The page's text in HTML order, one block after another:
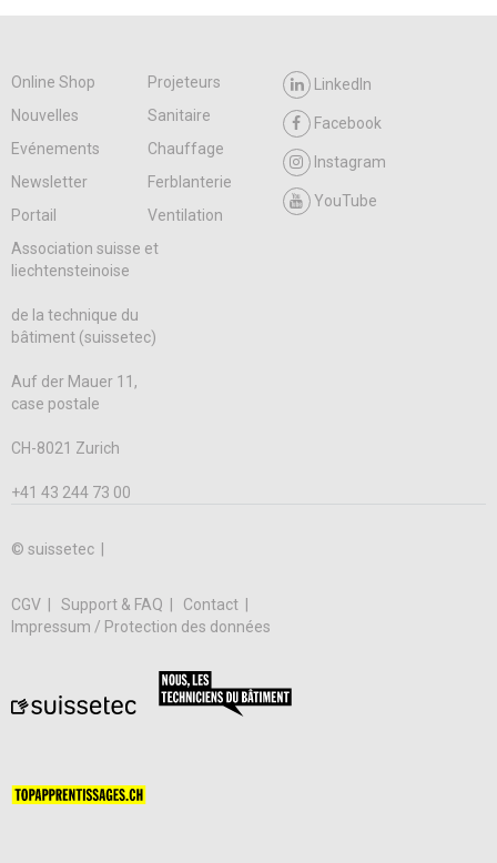
Online Shop
Projeteurs
Nouvelles
Sanitaire
Evénements
Chauffage
Newsletter
Ferblanterie
Portail
Ventilation
LinkedIn
Facebook
Instagram
YouTube
Association suisse et
liechtensteinoise
de la technique du
bâtiment (suissetec)
Auf der Mauer 11,
case postale
CH-8021 Zurich
+41 43 244 73 00
© suissetec |
CGV Support & FAQ
Contact
Impressum / Protection des données